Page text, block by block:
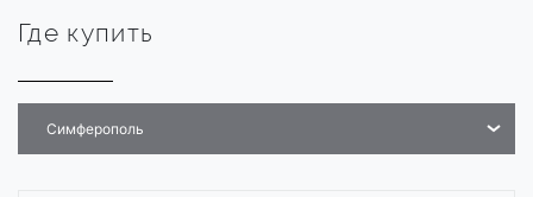
Где купить
Симферополь